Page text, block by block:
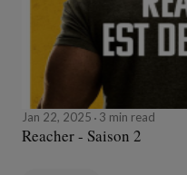
Jan 22, 2025 3 min read
Reacher - Saison 2